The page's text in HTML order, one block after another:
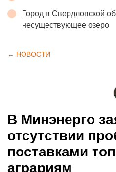
Город в Свердловской
несуществующее озеро
← НОВОСТИ
В Минэнерго
отсутствии
поставками
аграриям